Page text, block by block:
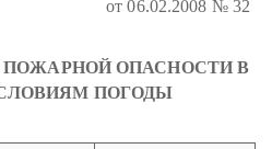
от 06.02.2008 № 32
ОПАСНОСТИ В
ПОГОДЫ